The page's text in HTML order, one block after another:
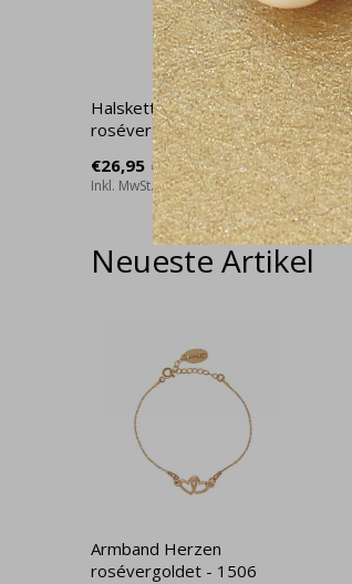
Halskette Serotonin Molekül
rosévergoldet - 0933
€26,95 €36,95
Inkl. MwSt.
Neueste Artikel
Armband Herzen
rosévergoldet - 1506